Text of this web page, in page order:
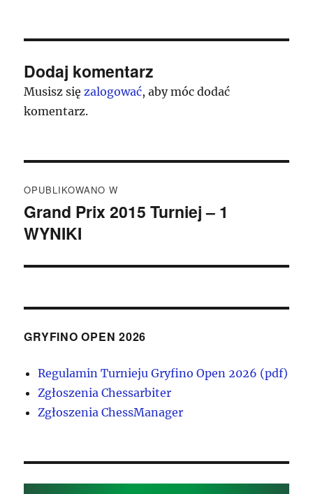
Dodaj komentarz
Musisz sięzalogować, aby móc dodać
komentarz.
wpisu
OPUBLIKOWANO W
Grand Prix 2015 Turniej – 1
WYNIKI
GRYFINO OPEN 2026
Regulamin Turnieju Gryfino Open 2026 (pdf)
Zgłoszenia Chessarbiter
Zgłoszenia ChessManager